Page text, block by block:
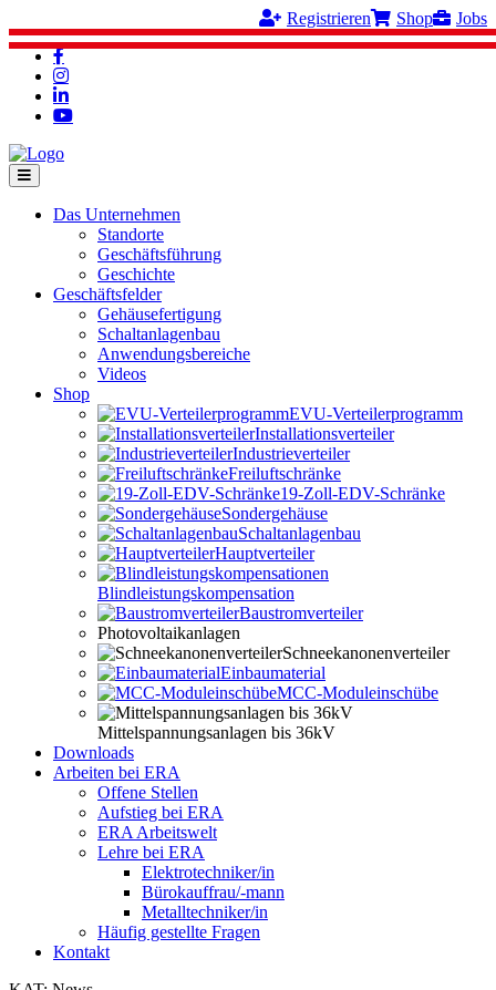
Registrieren Shop Jobs
Das Unternehmen
Standorte
Geschäftsführung
Geschichte
Geschäftsfelder
Gehäusefertigung
Schaltanlagenbau
Anwendungsbereiche
Videos
Shop
EVU-Verteilerprogramm
Installationsverteiler
Industrieverteiler
Freiluftschränke
19-Zoll-EDV-Schränke
Sondergehäuse
Schaltanlagenbau
Hauptverteiler
Blindleistungskompensation
Baustromverteiler
Photovoltaikanlagen
Schneekanonenverteiler
Einbaumaterial
MCC-Moduleinschübe
Mittelspannungsanlagen bis 36kV
Downloads
Arbeiten bei ERA
Offene Stellen
Aufstieg bei ERA
ERA Arbeitswelt
Lehre bei ERA
Elektrotechniker/in
Bürokauffrau/-mann
Metalltechniker/in
Häufig gestellte Fragen
Kontakt